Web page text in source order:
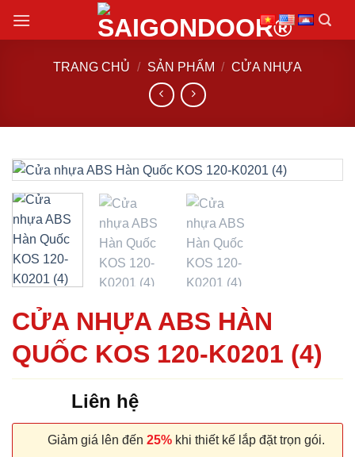
đến
TRANG CHỦ / SẢN PHẨM / CỬA NHỰA
CỬA NHỰA ABS HÀN
QUỐC KOS 120-K0201 (4)
Liên hệ
Giảm giá lên đến 25% khi thiết kế lắp đặt trọn gói.